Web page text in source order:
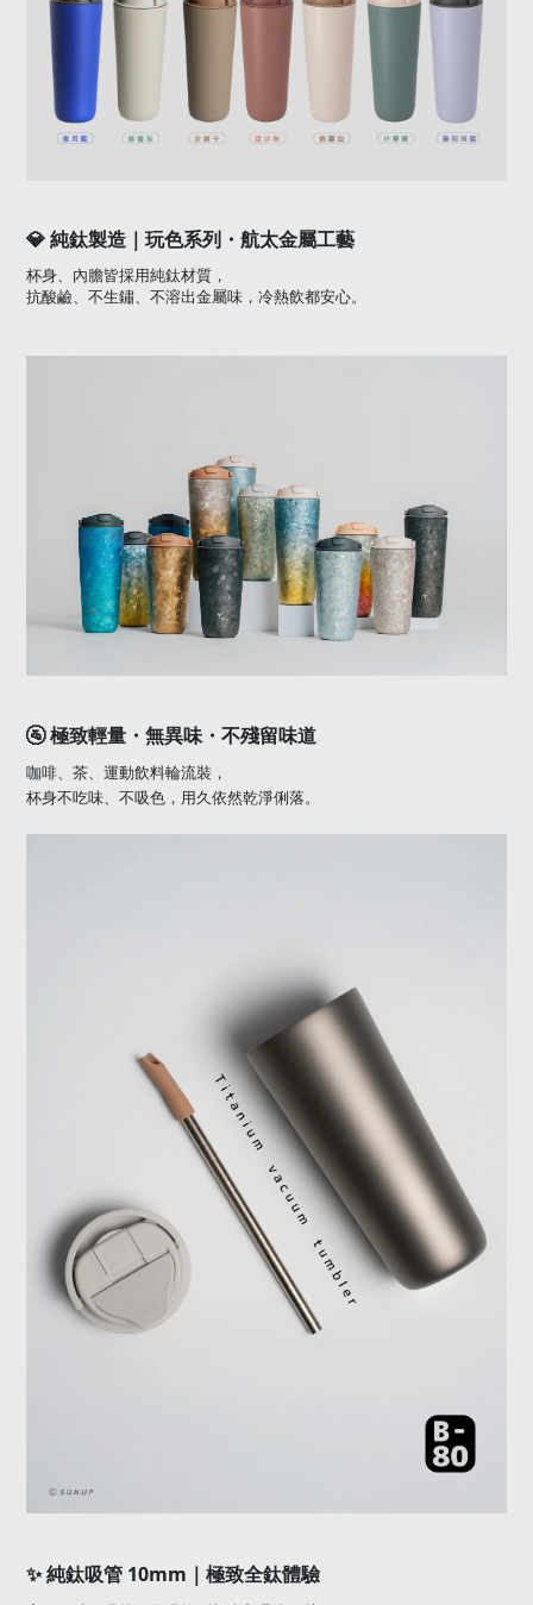
💎純鈦製造｜玩色系列・航太金屬工藝
杯身、內膽皆採用純鈦材質，
抗酸鹼、不生鏽、不溶出金屬味，冷熱飲都安心。
🚰 極致輕量・無異味・不殘留味道
咖啡、茶、運動飲料輪流裝，
杯身不吃味、不吸色，用久依然乾淨俐落。
✨純鈦吸管 10mm ｜極致全鈦體驗